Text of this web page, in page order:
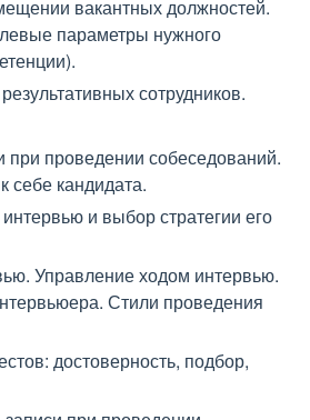
вакантных должностей.
параметры нужного
сотрудников.
проведении собеседований.
себе кандидата.
и выбор стратегии его
Управление ходом интервью.
Стили проведения
достоверность, подбор,